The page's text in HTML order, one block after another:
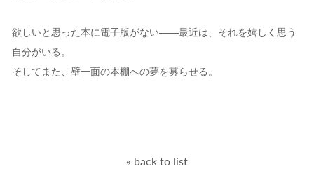
欲しいと思った本に電子版がない――最近は、それを嬉しく思う
自分がいる。
そしてまた、壁一面の本棚への夢を募らせる。
« back to list